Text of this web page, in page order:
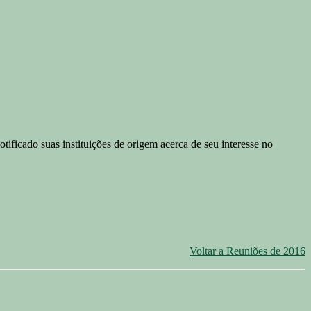
suas instituições de origem acerca de seu interesse no
Voltar a Reuniões de 2016